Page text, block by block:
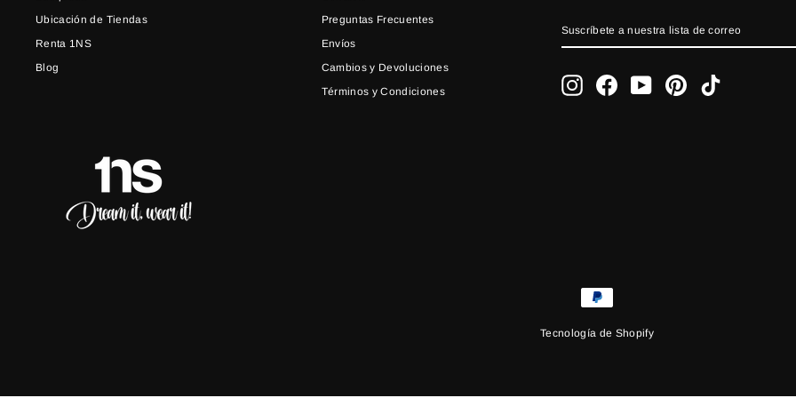
Ubicación de Tiendas
Renta 1NS
Blog
Preguntas Frecuentes
Envíos
Cambios y Devoluciones
Términos y Condiciones
A
CORREO
InstagramFacebookYouTubePinterestTikTok
Tecnología de Shopify